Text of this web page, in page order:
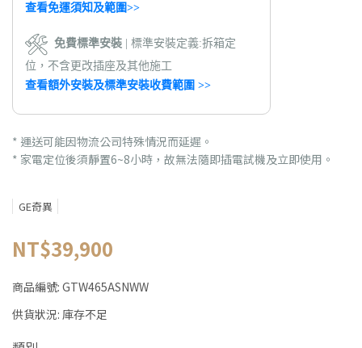
查看免運須知及範圍>>
免費標準安裝 | 標準安裝定義:拆箱定
位，不含更改插座及其他施工
查看額外安裝及標準安裝收費範圍 >>
* 運送可能因物流公司特殊情況而延遲。
* 家電定位後須靜置6~8小時，故無法隨即插電試機及立即使用。
GE奇異
NT$39,900
商品編號: GTW465ASNWW
供貨狀況: 庫存不足